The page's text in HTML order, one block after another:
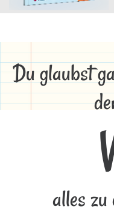
Du glaubst
alles zu